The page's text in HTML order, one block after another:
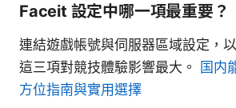
Faceit 設定中哪一項最重要？
連結遊戲帳號與伺服器區域設定，
這三項對競技體驗影響最大。 国内
方位指南與實用選擇